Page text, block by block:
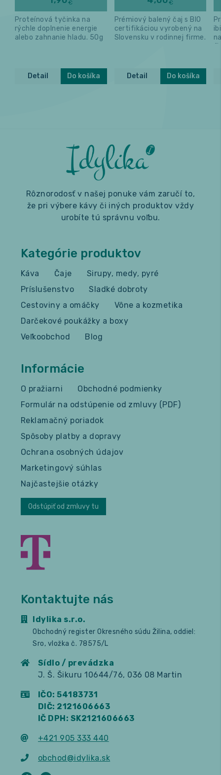
€
Proteínová tyčinka na
rýchle doplnenie energie
alebo zahnanie hladu. 50g
Detail Do košíka
€
Prémiový balený čaj s BIO
certifikáciou vyrobený na
Slovensku v rodinnej firme.
Detail Do košíka
Rôznorodosť v našej ponuke vám zaručí to,
že pri výbere kávy či iných produktov vždy
urobíte tú správnu voľbu.
Kategórie produktov
Káva Čaje
Sirupy, medy, pyré
Príslušenstvo
Sladké dobroty
Cestoviny a omáčky
Vône a kozmetika
Darčekové poukážky a boxy
Veľkoobchod
Blog
Informácie
O pražiarni
Obchodné podmienky
Formulár na odstúpenie od zmluvy (PDF)
Reklamačný poriadok
Spôsoby platby a dopravy
Ochrana osobných údajov
Marketingový súhlas
Najčastejšie otázky
Odstúpiť od zmluvy tu
Kontaktujte nás
Idylika s.r.o.
Obchodný register Okresného súdu Žilina, oddiel:
Sro, vložka č. 78575/L
Sídlo / prevádzka
J. Š. Šikuru 10644/76, 036 08 Martin
IČO: 54183731
DIČ: 2121606663
IČ DPH: SK2121606663
+421 905 333 440
obchod@idylika.sk